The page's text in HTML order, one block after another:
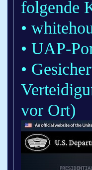
folgende
•
• UAP-
•
vor Ort)